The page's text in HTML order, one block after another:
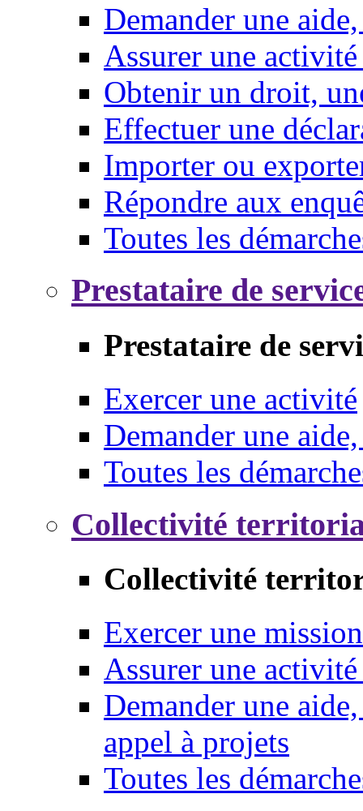
Demander une
Assurer une
Obtenir un droit,
Effectuer une
Importer ou
Répondre aux
Toutes les
Prestataire de
Prestataire de
Exercer une activité
Demander une
Toutes les
Collectivité
Collectivité
Exercer une mission
Assurer une
Demander une
appel à projets
Toutes les